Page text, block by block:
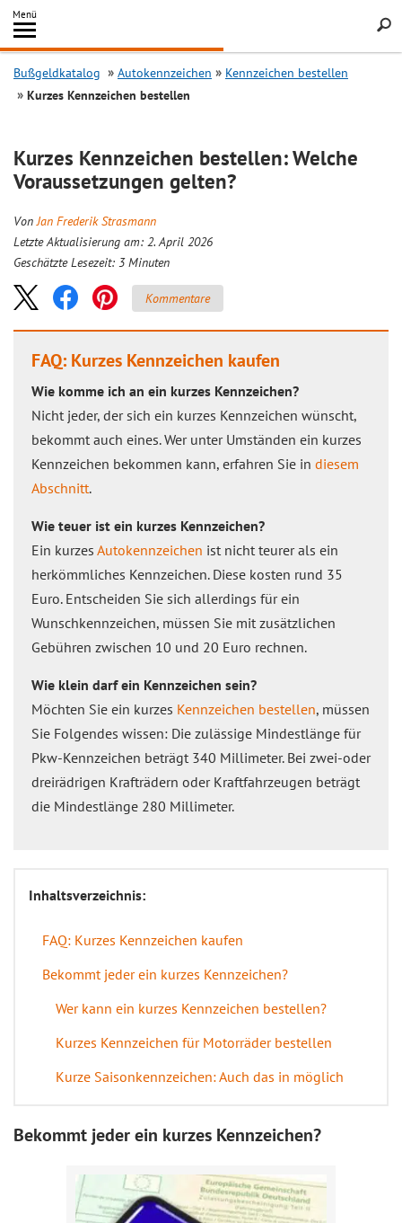
Inhalt
springen
Menü
Search
Bußgeldkatalog Autokennzeichen
Kennzeichen bestellen
Kurzes Kennzeichen bestellen
Kurzes Kennzeichen bestellen: Welche
Voraussetzungen gelten?
VonJan Frederik Strasmann
Letzte Aktualisierung am: 2. April 2026
Geschätzte Lesezeit: 3 Minuten
Kommentare
FAQ: Kurzes Kennzeichen kaufen
Wie komme ich an ein kurzes Kennzeichen?
Nicht jeder, der sich ein kurzes Kennzeichen wünscht,
bekommt auch eines. Wer unter Umständen ein kurzes
Kennzeichen bekommen kann, erfahren Sie in diesem
Abschnitt.
Wie teuer ist ein kurzes Kennzeichen?
Ein kurzes Autokennzeichen ist nicht teurer als ein
herkömmliches Kennzeichen. Diese kosten rund 35
Euro. Entscheiden Sie sich allerdings für ein
Wunschkennzeichen, müssen Sie mit zusätzlichen
Gebühren zwischen 10 und 20 Euro rechnen.
Wie klein darf ein Kennzeichen sein?
Möchten Sie ein kurzes Kennzeichen bestellen, müssen
Sie Folgendes wissen: Die zulässige Mindestlänge für
Pkw-Kennzeichen beträgt 340 Millimeter. Bei zwei-oder
dreirädrigen Krafträdern oder Kraftfahrzeugen beträgt
die Mindestlänge 280 Millimeter.
Inhaltsverzeichnis:
FAQ: Kurzes Kennzeichen kaufen
Bekommt jeder ein kurzes Kennzeichen?
Wer kann ein kurzes Kennzeichen bestellen?
Kurzes Kennzeichen für Motorräder bestellen
Kurze Saisonkennzeichen: Auch das in möglich
Bekommt jeder ein kurzes Kennzeichen?